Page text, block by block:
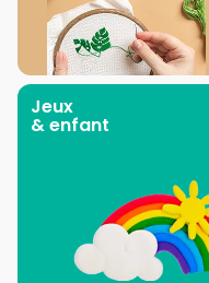
Jeux
& enfant